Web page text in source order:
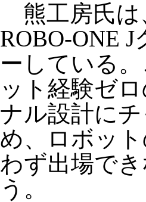
熊工房氏は
ROBO-ONE
ーしている
ット経験ゼ
ナル設計に
め、ロボッ
わず出場で
う。